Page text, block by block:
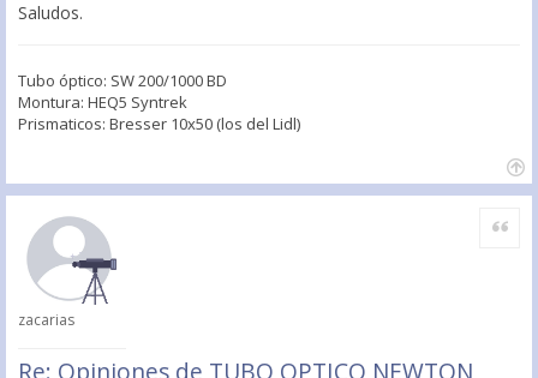
Saludos.
Tubo óptico: SW 200/1000 BD
Montura: HEQ5 Syntrek
Prismaticos: Bresser 10x50 (los del Lidl)
zacarias
Citar